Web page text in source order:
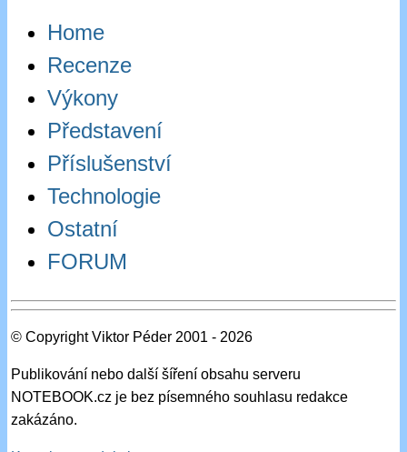
Home
Recenze
Výkony
Představení
Příslušenství
Technologie
Ostatní
FORUM
© Copyright Viktor Péder 2001 - 2026
Publikování nebo další šíření obsahu serveru
NOTEBOOK.cz je bez písemného souhlasu redakce
zakázáno.